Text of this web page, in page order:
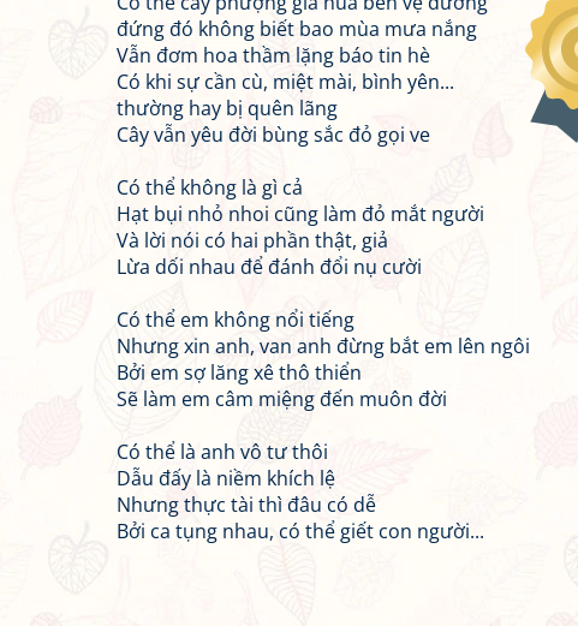
đứng đó không biết bao mùa mưa nắng
Vẫn đơm hoa thầm lặng báo tin hè
Có khi sự cần cù, miệt mài, bình yên...
thường hay bị quên lãng
Cây vẫn yêu đời bùng sắc đỏ gọi ve
Có thể không là gì cả
Hạt bụi nhỏ nhoi cũng làm đỏ mắt người
Và lời nói có hai phần thật, giả
Lừa dối nhau để đánh đổi nụ cười
Có thể em không nổi tiếng
Nhưng xin anh, van anh đừng bắt em lên ngôi
Bởi em sợ lăng xê thô thiển
Sẽ làm em câm miệng đến muôn đời
Có thể là anh vô tư thôi
Dẫu đấy là niềm khích lệ
Nhưng thực tài thì đâu có dễ
Bởi ca tụng nhau, có thể giết con người...